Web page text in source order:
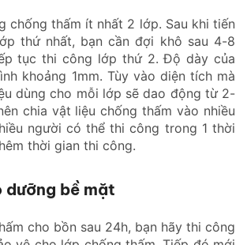
chống thấm ít nhất 2 lớp. Sau khi tiến
thứ nhất, bạn cần đợi khô sau 4-8
tục thi công lớp thứ 2. Độ dày của
khoảng 1mm. Tùy vào diện tích mà
dùng cho mỗi lớp sẽ dao động từ 2-
chia vật liệu chống thấm vào nhiều
người có thể thi công trong 1 thời
thời gian thi công.
dưỡng bề mặt
cho bồn sau 24h, bạn hãy thi công